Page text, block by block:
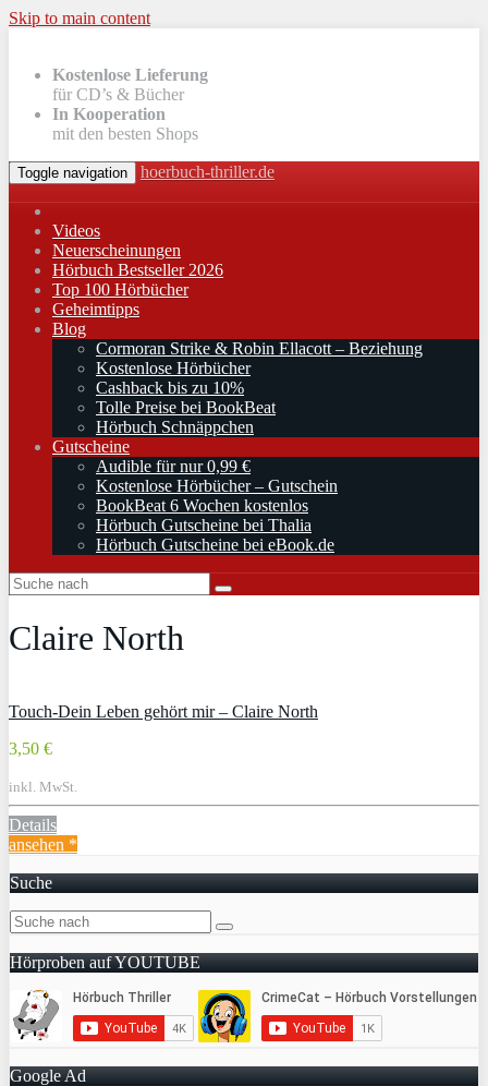
Skip to main content
Kostenlose Lieferung
für CD’s & Bücher
In Kooperation
mit den besten Shops
Toggle navigation hoerbuch-thriller.de
Videos
Neuerscheinungen
Hörbuch Bestseller 2026
Top 100 Hörbücher
Geheimtipps
Blog
Cormoran Strike & Robin Ellacott – Beziehung
Kostenlose Hörbücher
Cashback bis zu 10%
Tolle Preise bei BookBeat
Hörbuch Schnäppchen
Gutscheine
Audible für nur 0,99 €
Kostenlose Hörbücher – Gutschein
BookBeat 6 Wochen kostenlos
Hörbuch Gutscheine bei Thalia
Hörbuch Gutscheine bei eBook.de
Claire North
Touch-Dein Leben gehört mir – Claire North
3,50 €
inkl. MwSt.
Details
ansehen *
Suche
Hörproben auf YOUTUBE
Google Ad